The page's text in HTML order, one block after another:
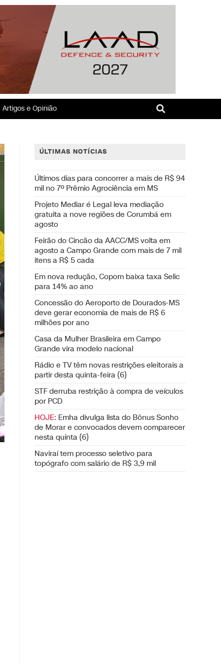
Artigos e Opinião
ÚLTIMAS NOTÍCIAS
Últimos dias para concorrer a mais de R$ 94
mil no 7º Prêmio Agrociência em MS
Projeto Mediar é Legal leva mediação
gratuita a nove regiões de Corumbá em
agosto
Feirão do Cincão da AACC/MS volta em
agosto a Campo Grande com mais de 7 mil
itens a R$ 5 cada
Em nova redução, Copom baixa taxa Selic
para 14% ao ano
Concessão do Aeroporto de Dourados-MS
deve gerar economia de mais de R$ 6
milhões por ano
Casa da Mulher Brasileira em Campo
Grande vira modelo nacional
Rádio e TV têm novas restrições eleitorais a
partir desta quinta-feira (6)
STF derruba restrição à compra de veículos
por PCD
HOJE: Emha divulga lista do Bônus Sonho
de Morar e convocados devem comparecer
nesta quinta (6)
Naviraí tem processo seletivo para
topógrafo com salário de R$ 3,9 mil